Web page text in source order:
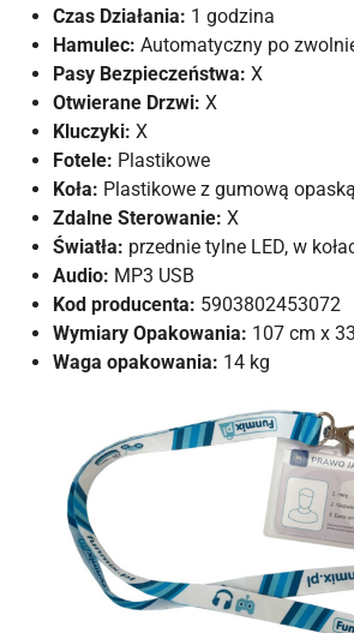
Czas Działania: 1 godzina
Hamulec: Automatyczny po
Pasy Bezpieczeństwa: X
Otwierane Drzwi: X
Kluczyki: X
Fotele: Plastikowe
Koła: Plastikowe z gumową opaską
Zdalne Sterowanie: X
Światła: przednie tylne LED, w
Audio: MP3 USB
Kod producenta: 5903802453072
Wymiary Opakowania: 107 cm x
Waga opakowania: 14 kg